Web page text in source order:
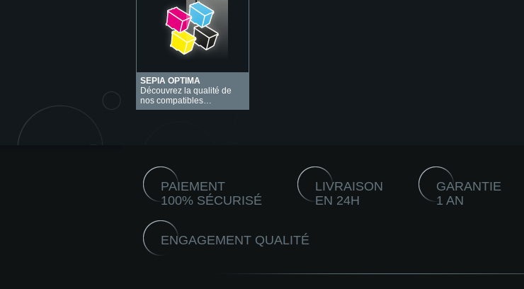
SEPIA OPTIMA
Découvrez la qualité de
nos compatibles…
PAIEMENT
100% SÉCURISÉ
LIVRAISON
EN 24H
GARANTIE
1 AN
ENGAGEMENT QUALITÉ